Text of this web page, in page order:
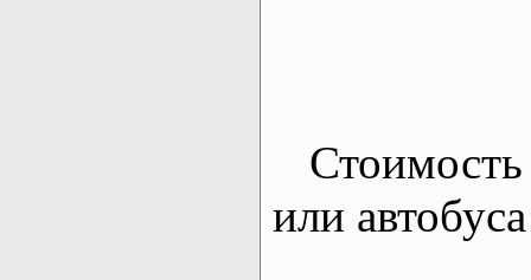
Стоимость
или